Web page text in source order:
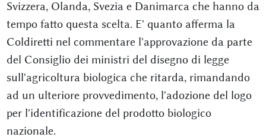
Svizzera, Olanda, Svezia e Danimarca che hanno da
tempo fatto questa scelta. E' quanto afferma la
Coldiretti nel commentare l'approvazione da parte
del Consiglio dei ministri del disegno di legge
sull'agricoltura biologica che ritarda, rimandando
ad un ulteriore provvedimento, l'adozione del logo
per l'identificazione del prodotto biologico
nazionale.